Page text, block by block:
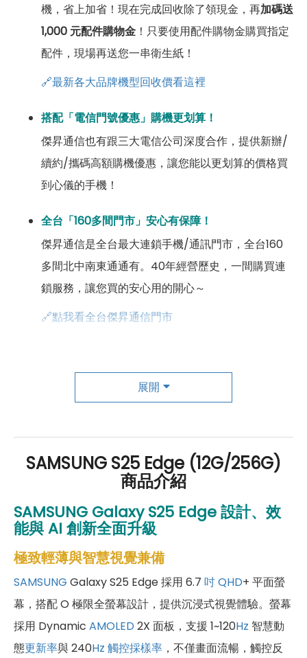
機，省上加省！現在完成回收除了領現金，再加碼送
1,000 元配件購物金 ！只要使用配件購物金購買指定
配件，現場再送您一串衛生紙！
🔗最新各大品牌機型回收價看這裡
搭配「電信門號優惠」購機更划算！
傑昇通信也有跟三大電信公司深度合作，提供新辦/
續約/攜碼高額購機優惠，讓您能以更划算的價格買
到心儀的手機！
全台「160多間門市」安心有保障！
傑昇通信是全台最大連鎖手機/通訊門市，全台160
多間北中南東通通有。40年經營歷史，一間購買連
鎖服務，讓您買的安心用的開心～
🔗點我看全台傑昇通信門市
傑昇尊榮會員除了可以「消費集點兌換商品」，每半
年還有「200元配件購物金」，每年再送「VIP生日
展開
SAMSUNG S25 Edge (12G/256G)
商品介紹
SAMSUNG Galaxy S25 Edge 設計、效
能與 AI 創新全面升級
極致輕薄與智慧視覺兼備
SAMSUNG Galaxy S25 Edge 採用 6.7 吋QHD+ 平面螢
幕，搭配 O 極限全螢幕設計，提供沉浸式視覺體驗。螢幕
採用 Dynamic AMOLED 2X 面板，支援 1~120Hz 智慧動
態更新率與 240Hz 觸控採樣率 ，不僅畫面流暢，觸控反